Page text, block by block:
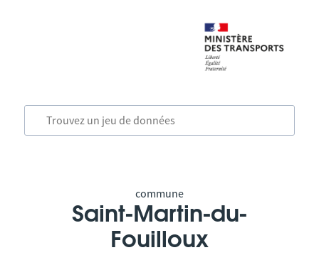
commune
Saint-Martin-du-
Fouilloux